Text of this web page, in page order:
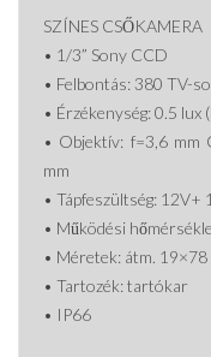
SZÍNES CSŐKAMERA
• 1/3” Sony CCD
• Felbontás: 380 TV-
• Érzékenység: 0.5 lux
• Objektív: f=3,6 mm
mm
• Tápfeszültség: 12V+
• Működési
• Méretek: átm. 19×78
• Tartozék: tartókar
• IP66